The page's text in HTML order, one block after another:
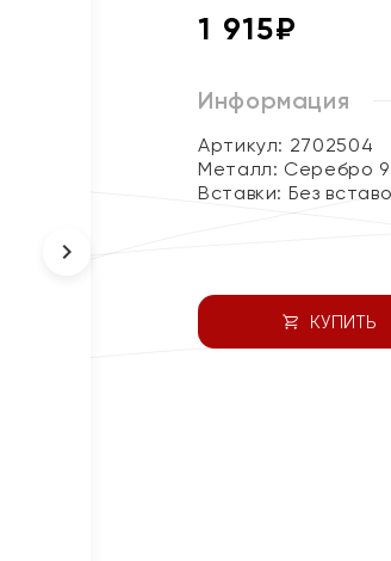
1 915₽
Информация
Артикул: 2702504
Металл: Серебро
Вставки: Без
КУПИТЬ